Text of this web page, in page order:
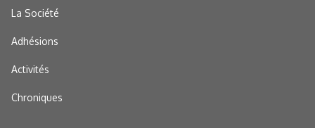
La Société
Adhésions
Activités
Chroniques